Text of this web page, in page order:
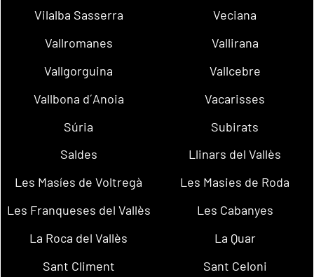
Vilalba Sasserra
Veciana
Vallromanes
Vallirana
Vallgorguina
Vallcebre
Vallbona d´Anoia
Vacarisses
Súria
Subirats
Saldes
Llinars del Vallès
Les Masíes de Voltregà
Les Masies de Roda
Les Franqueses del Vallès
Les Cabanyes
La Roca del Vallès
La Quar
Sant Climent
Sant Celoni